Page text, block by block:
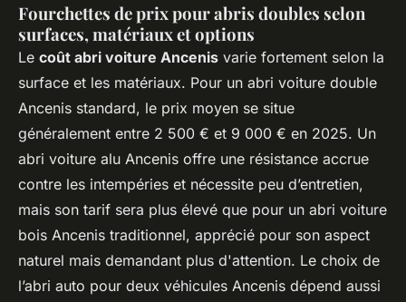
Fourchettes de prix pour abris doubles selon
surfaces, matériaux et options
Le coût abri voiture Ancenis varie fortement selon la
surface et les matériaux. Pour un abri voiture double
Ancenis standard, le prix moyen se situe
généralement entre 2 500 € et 9 000 € en 2025. Un
abri voiture alu Ancenis offre une résistance accrue
contre les intempéries et nécessite peu d’entretien,
mais son tarif sera plus élevé que pour un abri voiture
bois Ancenis traditionnel, apprécié pour son aspect
naturel mais demandant plus d'attention. Le choix de
l’abri auto pour deux véhicules Ancenis dépend aussi